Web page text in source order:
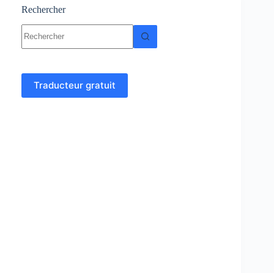
Rechercher
résultat
Traducteur gratuit